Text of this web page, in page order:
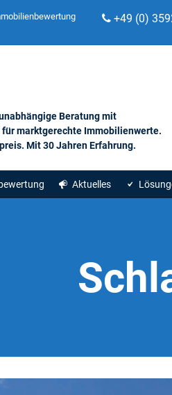
+49 (0)
Beratung mit
für marktgerechte Immobilienwerte.
Mit 30 Jahren Erfahrung.
Aktuelles